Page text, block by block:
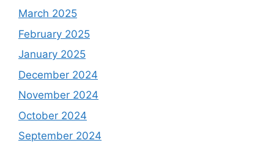
March 2025
February 2025
January 2025
December 2024
November 2024
October 2024
September 2024